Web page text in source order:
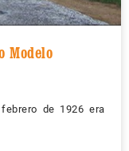
Modelo
de 1926 era